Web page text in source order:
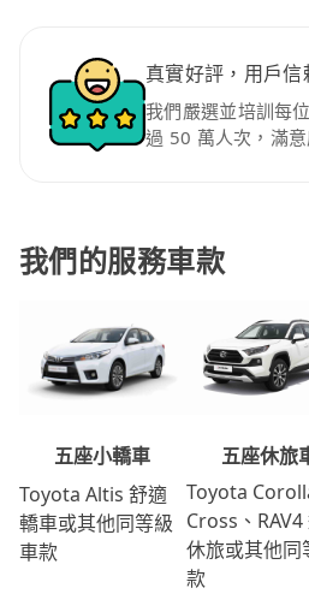
真實好評，用戶信
我們嚴選並培訓每
過 50 萬人次，滿意
我們的服務車款
五座小轎車
Toyota Altis 舒適
轎車或其他同等級
車款
五座休旅
Toyota
Cross、RAV4
休旅或其他同
款